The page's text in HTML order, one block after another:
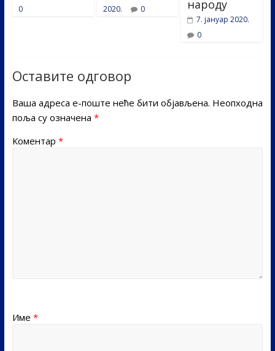
0 2020. 0 народу
7. јануар 2020.
0
Оставите одговор
Ваша адреса е-поште неће бити објављена. Неопходна
поља су означена *
Коментар *
Име *